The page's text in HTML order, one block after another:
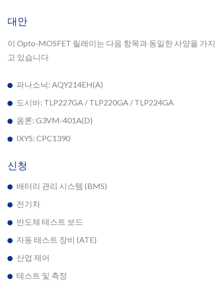
대안
이 Opto-MOSFET 릴레이는 다음 항목과 동일한 사양을 가지
고 있습니다
파나소닉: AQY214EH(A)
도시바: TLP227GA / TLP220GA / TLP224GA
옴론: G3VM-401A(D)
IXYS: CPC1390
신청
배터리 관리 시스템 (BMS)
전기차
반도체 테스트 보드
자동 테스트 장비 (ATE)
산업 제어
테스트 및 측정